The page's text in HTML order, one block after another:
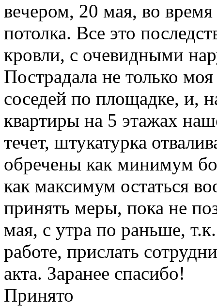
вечером, 20 мая, во
потолка. Все это
кровли, с очевидными
Пострадала не только
соседей по площадке, и,
квартиры на 5 этажах
течет, штукатурка
обречены как минимум
как максимум остаться
принять меры, пока не
мая, с утра по раньше,
работе, прислать
акта. Заранее спасибо!
Принято